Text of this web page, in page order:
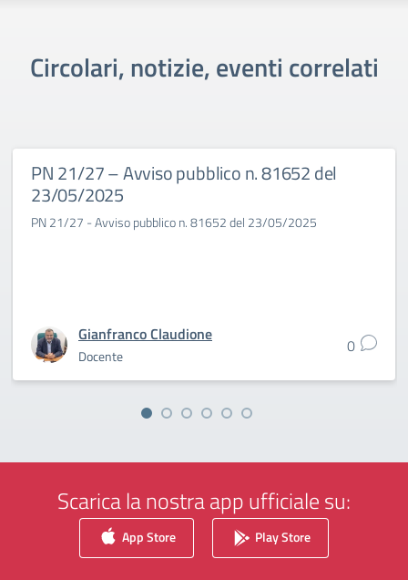
Circolari, notizie, eventi correlati
PN 21/27 – Avviso pubblico n. 81652 del
23/05/2025
PN 21/27 - Avviso pubblico n. 81652 del 23/05/2025
Gianfranco Claudione
Docente 0
Scarica la nostra app ufficiale su:
App Store Play Store